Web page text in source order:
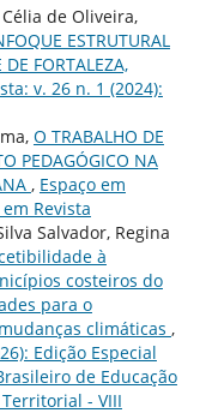
de Oliveira,
ESTRUTURAL
FORTALEZA,
v. 26 n. 1 (2024):
O TRABALHO DE
PEDAGÓGICO NA
, Espaço em
Revista
Salvador, Regina
à
costeiros do
para o
climáticas ,
Edição Especial
de Educação
- VIII